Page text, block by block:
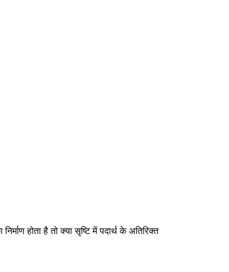
होता है तो क्या सृष्‍टि में पदार्थ के अतिरिक्त